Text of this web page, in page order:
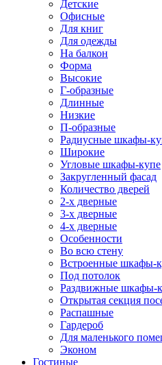
Детские
Офисные
Для книг
Для одежды
На балкон
Форма
Высокие
Г-образные
Длинные
Низкие
П-образные
Радиусные шкафы-
Широкие
Угловые шкафы-купе
Закругленный фасад
Количество дверей
2-х дверные
3-х дверные
4-х дверные
Особенности
Во всю стену
Встроенные шкафы-
Под потолок
Раздвижные шкафы-
Открытая секция
Распашные
Гардероб
Для маленького
Эконом
Гостиные